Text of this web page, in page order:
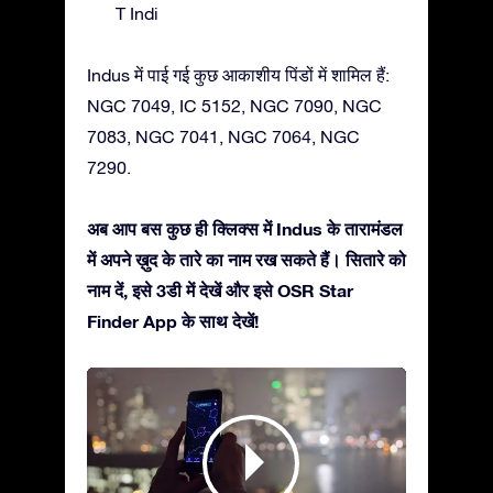
T Indi
Indus में पाई गई कुछ आकाशीय पिंडों में शामिल हैं:
NGC 7049, IC 5152, NGC 7090, NGC
7083, NGC 7041, NGC 7064, NGC
7290.
अब आप बस कुछ ही क्लिक्स में Indus के तारामंडल
में अपने ख़ुद के तारे का नाम रख सकते हैं। सितारे को
नाम दें, इसे 3डी में देखें और इसे OSR Star
Finder App के साथ देखें!